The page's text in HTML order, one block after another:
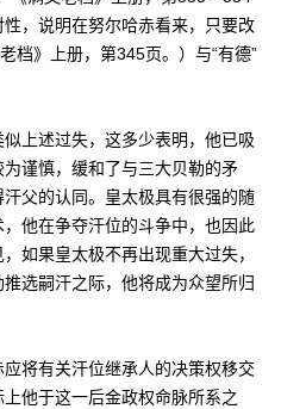
，说明在努尔哈赤看来，只要改
档》上册，第345页。）与“有德”
上述过失，这多少表明，他已吸
谨慎，缓和了与三大贝勒的矛
父的认同。皇太极具有很强的随
他在争夺汗位的斗争中，也因此
如果皇太极不再出现重大过失，
选嗣汗之际，他将成为众望所归
将有关汗位继承人的决策权移交
他于这一后金政权命脉所系之